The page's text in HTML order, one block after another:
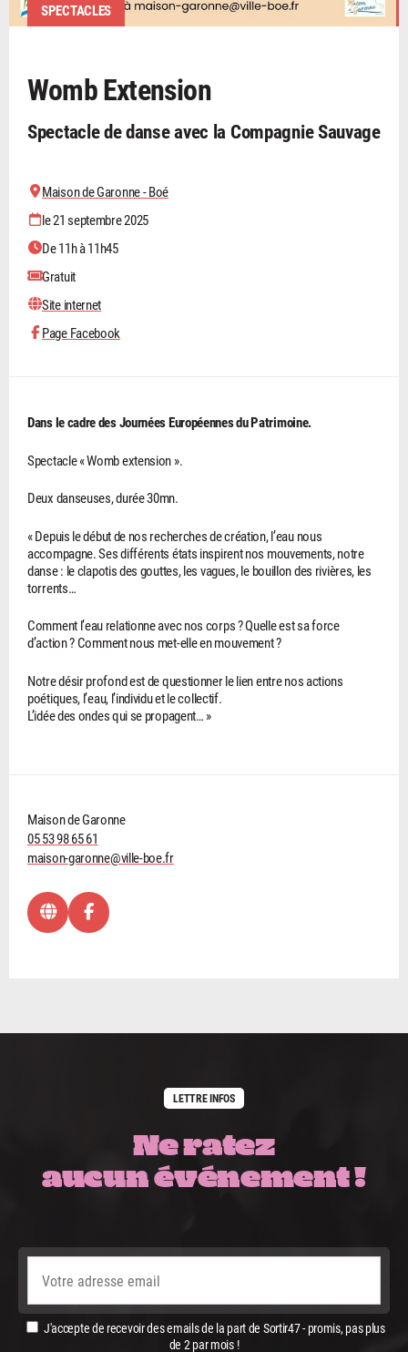
SPECTACLES
Womb Extension
Spectacle de danse avec la Compagnie Sauvage
Maison de Garonne - Boé
le 21 septembre 2025
De 11h à 11h45
Gratuit
Site internet
Page Facebook
Dans le cadre des Journées Européennes du Patrimoine.
Spectacle « Womb extension ».
Deux danseuses, durée 30mn.
« Depuis le début de nos recherches de création, l’eau nous
accompagne. Ses différents états inspirent nos mouvements, notre
danse : le clapotis des gouttes, les vagues, le bouillon des rivières, les
torrents…
Comment l’eau relationne avec nos corps ? Quelle est sa force
d’action ? Comment nous met-elle en mouvement ?
Notre désir profond est de questionner le lien entre nos actions
poétiques, l’eau, l’individu et le collectif.
L’idée des ondes qui se propagent… »
Maison de Garonne
05 53 98 65 61
maison-garonne@ville-boe.fr
LETTRE INFOS
Ne ratez
aucun événement !
J'accepte de recevoir des emails de la part de Sortir47 - promis, pas plus
de 2 par mois !